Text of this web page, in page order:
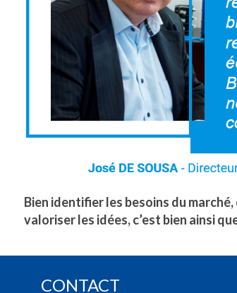
Bien identifier les besoins du
valoriser les idées, c’est bien ainsi
CONTACT